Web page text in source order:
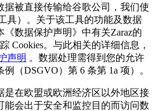
据被直接传输给谷歌公司，我们使
具）。关于该工具的功能及数据
数据保护声明》中有关Zaraz的
Cookies。与此相关的详细信息，
声明 。数据处理需得到您的允许
（DSGVO）第 6 条第 1a 项）。
是在欧盟或欧洲经济区以外地区接
能会出于安全和监控目的而访问数